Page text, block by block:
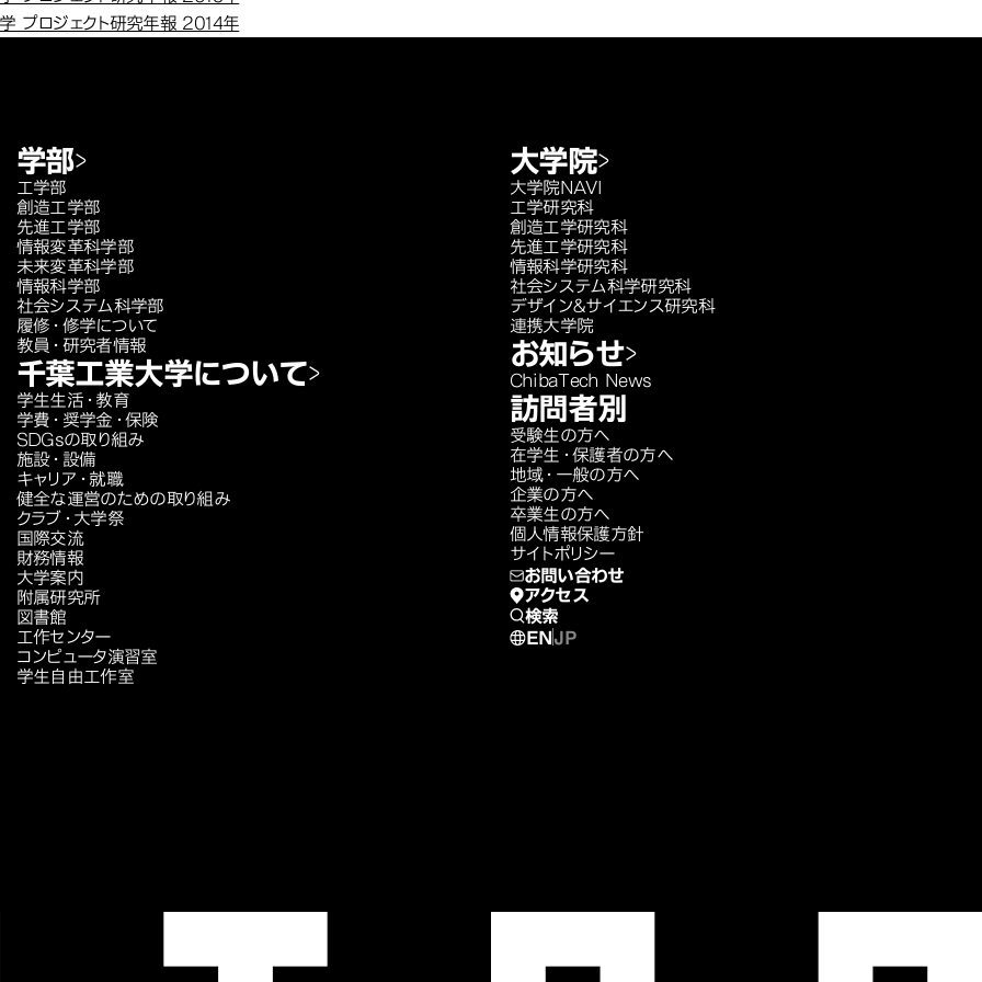
プロジェクト研究年報 2014年
学部
工学部
創造工学部
先進工学部
情報変革科学部
未来変革科学部
情報科学部
社会システム科学部
履修・修学について
教員・研究者情報
千葉工業大学について
学生生活・教育
学費・奨学金・保険
SDGsの取り組み
施設・設備
キャリア・就職
健全な運営のための取り組み
クラブ・大学祭
国際交流
財務情報
大学案内
附属研究所
図書館
工作センター
コンピュータ演習室
学生自由工作室
大学院
大学院NAVI
工学研究科
創造工学研究科
先進工学研究科
情報科学研究科
社会システム科学研究科
デザイン＆サイエンス研究科
連携大学院
お知らせ
ChibaTech News
訪問者別
受験生の方へ
在学生・保護者の方へ
地域・一般の方へ
企業の方へ
卒業生の方へ
個人情報保護方針
サイトポリシー
お問い合わせ
アクセス
検索
EN JP